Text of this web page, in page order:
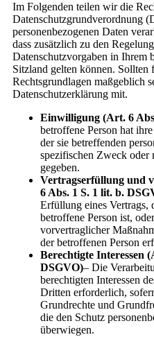
Im Folgenden teilen wir die
Datenschutzgrundverordnung
personenbezogenen Daten
dass zusätzlich zu den
Datenschutzvorgaben in Ihrem
Sitzland gelten können.
Rechtsgrundlagen maßgeblich
Datenschutzerklärung mit.
Einwilligung (Art. 6
betroffene Person hat
der sie betreffenden
spezifischen Zweck oder
gegeben.
Vertragserfüllung und
6 Abs. 1 S. 1 lit. b.
Erfüllung eines Vertrags,
betroffene Person ist,
vorvertraglicher
der betroffenen Person
Berechtigte Interessen
DSGVO)– Die
berechtigten Interessen
Dritten erforderlich,
Grundrechte und
die den Schutz
überwiegen.